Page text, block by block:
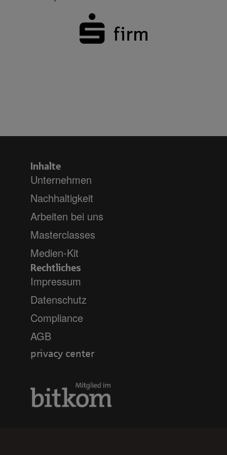
Inhalte
Unternehmen
Nachhaltigkeit
Arbeiten bei uns
Masterclasses
Medien-Kit
Rechtliches
Impressum
Datenschutz
Compliance
AGB
privacy center